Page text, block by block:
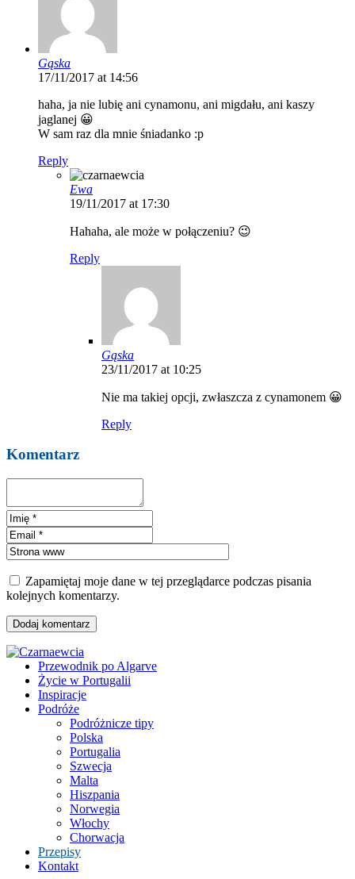
Gąska
17/11/2017 at 14:56
haha, ja nie lubię ani cynamonu, ani migdału, ani kaszy
jaglanej 😀
W sam raz dla mnie śniadanko :p
Reply
Ewa
19/11/2017 at 17:30
Hahaha, ale może w połączeniu? 😉
Reply
Gąska
23/11/2017 at 10:25
Nie ma takiej opcji, zwłaszcza z cynamonem 😀
Reply
Komentarz
Zapamiętaj moje dane w tej przeglądarce podczas pisania
kolejnych komentarzy.
Przewodnik po Algarve
Życie w Portugalii
Inspiracje
Podróże
Podróżnicze tipy
Polska
Portugalia
Szwecja
Malta
Hiszpania
Norwegia
Włochy
Chorwacja
Przepisy
Kontakt